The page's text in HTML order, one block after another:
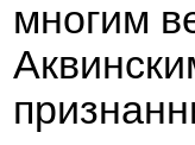
многим